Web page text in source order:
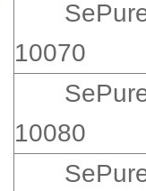
10070
10080